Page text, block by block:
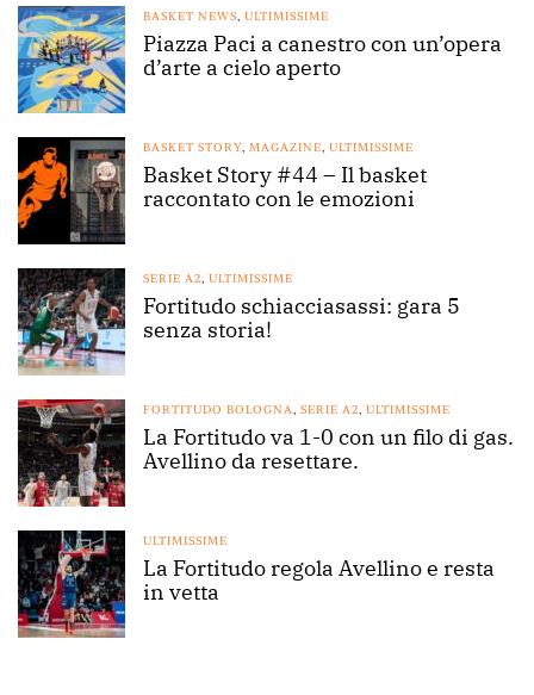
BASKET NEWS, ULTIMISSIME
Piazza Paci a canestro con un’opera
d’arte a cielo aperto
BASKET STORY, MAGAZINE, ULTIMISSIME
Basket Story #44 – Il basket
raccontato con le emozioni
SERIE A2, ULTIMISSIME
Fortitudo schiacciasassi: gara 5
senza storia!
FORTITUDO BOLOGNA, SERIE A2, ULTIMISSIME
La Fortitudo va 1-0 con un filo di gas.
Avellino da resettare.
ULTIMISSIME
La Fortitudo regola Avellino e resta
in vetta